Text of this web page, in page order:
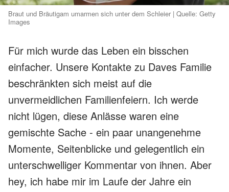
Braut und Bräutigam umarmen sich unter dem Schleier | Quelle: Getty
Images
Für mich wurde das Leben ein bisschen
einfacher. Unsere Kontakte zu Daves Familie
beschränkten sich meist auf die
unvermeidlichen Familienfeiern. Ich werde
nicht lügen, diese Anlässe waren eine
gemischte Sache - ein paar unangenehme
Momente, Seitenblicke und gelegentlich ein
unterschwelliger Kommentar von ihnen. Aber
hey, ich habe mir im Laufe der Jahre ein